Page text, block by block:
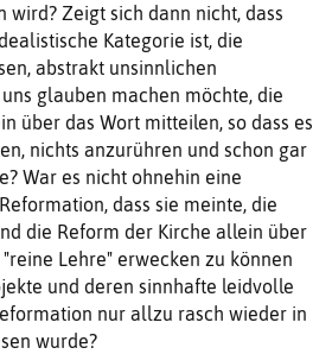
wird? Zeigt sich dann nicht, dass
Kategorie ist, die
abstrakt unsinnlichen
glauben machen möchte, die
über das Wort mitteilen, so dass es
nichts anzurühren und schon gar
War es nicht ohnehin eine
dass sie meinte, die
die Reform der Kirche allein über
Lehre" erwecken zu können
und deren sinnhafte leidvolle
nur allzu rasch wieder in
wurde?